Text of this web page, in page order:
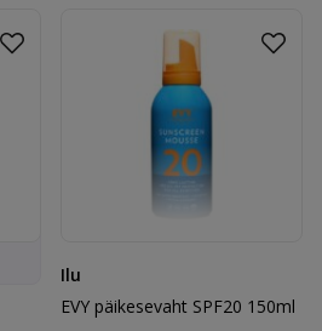
Lisa lemmikutesse Lisa
Ilu
EVY päikesevaht SPF20 150ml